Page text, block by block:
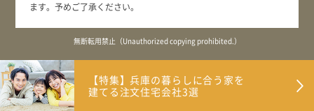
ます。予めご了承ください。
無断転用禁止（Unauthorized copying prohibited.）
Copyright ©兵庫県で家を建てたい方のための注文住宅会社ガイド
｜兵庫ぐらしAll Rights Reserved.
【特集】兵庫の暮らしに合う家を
建てる注文住宅会社3選